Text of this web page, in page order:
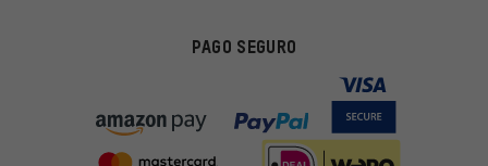
PAGO SEGURO